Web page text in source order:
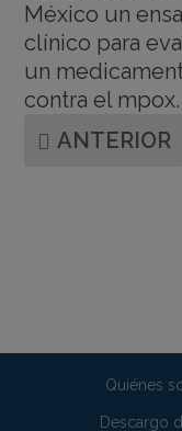
México un
clínico para
un
contra el mpox.
ANTERIOR
Quiénes
Descargo